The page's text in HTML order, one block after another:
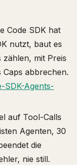
Code SDK hat
nutzt, baut es
mit Preis
Caps abbrechen.
SDK-Agents-
auf Tool-Calls
Agenten, 30
die
nie still.